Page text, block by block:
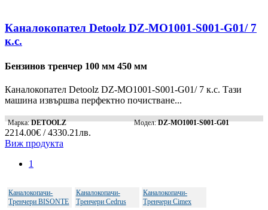
Каналокопател Detoolz DZ-MO1001-S001-G01/ 7
к.с.
Бензинов тренчер 100 мм 450 мм
Каналокопател Detoolz DZ-MO1001-S001-G01/ 7 к.с. Тази
машина извършва перфектно почистване...
Марка:DETOOLZ Модел:DZ-MO1001-S001-G01
2214.00€ / 4330.21лв.
Виж продукта
1
Каналокопачи-
Тренчери BISONTE
Каналокопачи-
Тренчери Cedrus
Каналокопачи-
Тренчери Cimex